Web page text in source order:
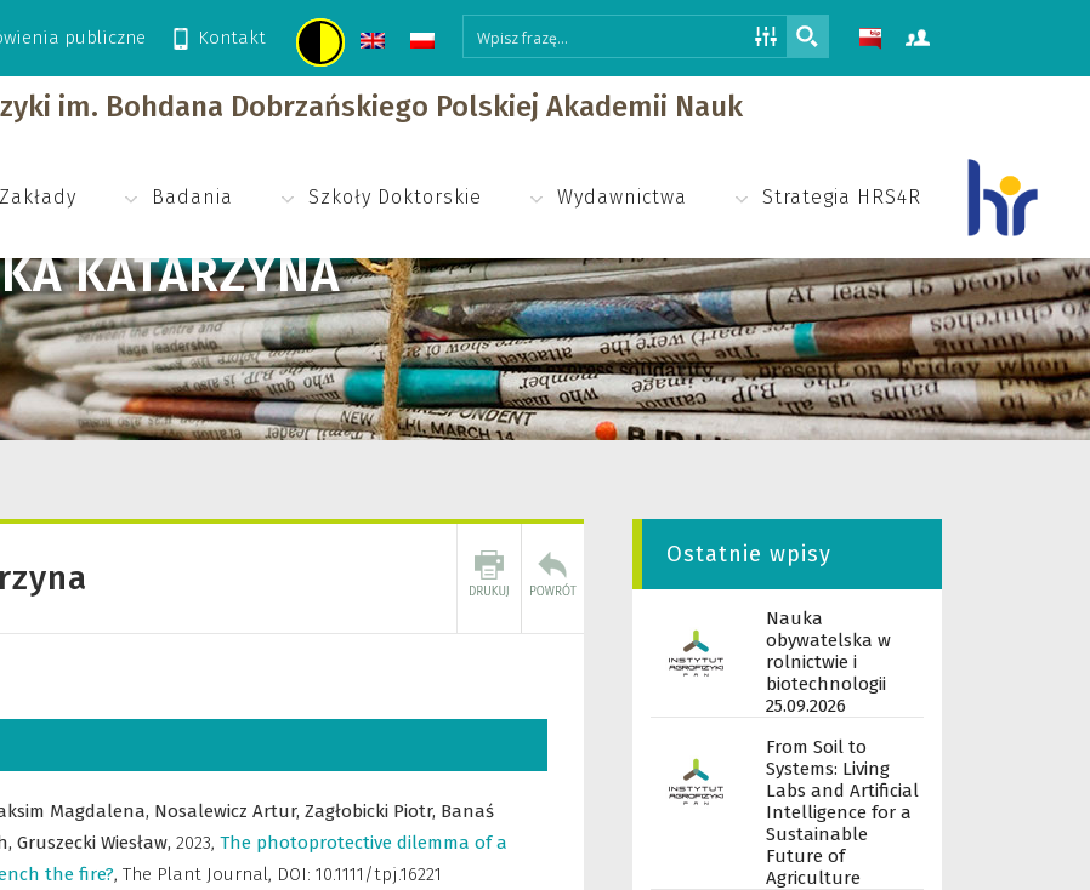
publiczne Kontakt
im. Bohdana Dobrzańskiego Polskiej Akademii Nauk
Zakłady Badania Szkoły Doktorskie Wydawnictwa Strategia HRS4R
KATARZYNA
Magdalena, Nosalewicz Artur, Zagłobicki Piotr, Banaś
Gruszecki Wiesław, 2023, The photoprotective dilemma of a
the fire?, The Plant Journal, DOI: 10.1111/tpj.16221
Ostatnie wpisy
Nauka
obywatelska w
rolnictwie i
biotechnologii
25.09.2026
From Soil to
Systems: Living
Labs and Artificial
Intelligence for a
Sustainable
Future of
Agriculture